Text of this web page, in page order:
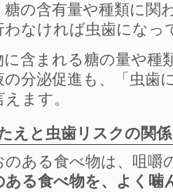
糖の含有量や種類に関
わなければ虫歯になっ
に含まれる糖の量や種
の分泌促進も、「虫歯
ます。
えと虫歯リスクの関係
のある食べ物は、咀嚼
ある食べ物を、よく噛